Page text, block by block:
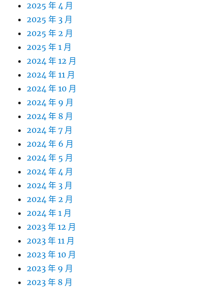
2025 年 4 月
2025 年 3 月
2025 年 2 月
2025 年 1 月
2024 年 12 月
2024 年 11 月
2024 年 10 月
2024 年 9 月
2024 年 8 月
2024 年 7 月
2024 年 6 月
2024 年 5 月
2024 年 4 月
2024 年 3 月
2024 年 2 月
2024 年 1 月
2023 年 12 月
2023 年 11 月
2023 年 10 月
2023 年 9 月
2023 年 8 月